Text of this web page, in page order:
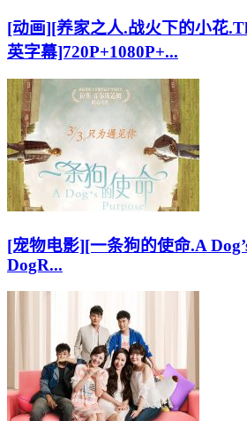
[动画][养家之人.战火下的小花
英字幕]720P+1080P+...
[宠物电影][一条狗的使命.A
DogR...